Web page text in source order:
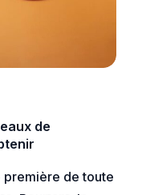
de
première de toute